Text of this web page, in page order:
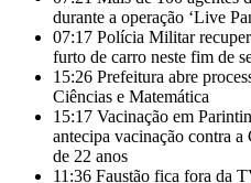
durante a operação ‘Live
07:17 Polícia Militar
furto de carro neste fim de
15:26 Prefeitura abre
Ciências e Matemática
15:17 Vacinação em
antecipa vacinação contra
de 22 anos
11:36 Faustão fica fora da